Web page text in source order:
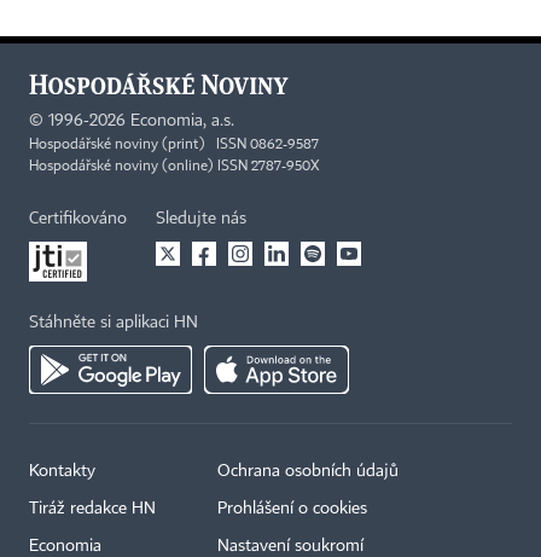
© 1996-2026 Economia, a.s.
Hospodářské noviny (print) ISSN 0862-9587
Hospodářské noviny (online) ISSN 2787-950X
Certifikováno Sledujte nás
Stáhněte si aplikaci HN
Kontakty
Tiráž redakce HN
Economia
Ochrana osobních údajů
Prohlášení o cookies
Nastavení soukromí